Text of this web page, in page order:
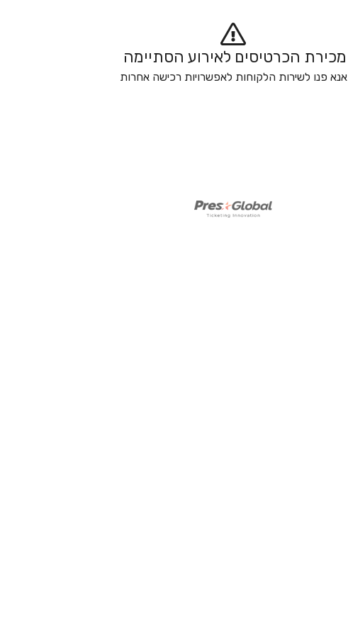
מכירת הכרטיסים לאירוע הסתיימה
אנא פנו לשירות הלקוחות לאפשרויות רכישה אחרות